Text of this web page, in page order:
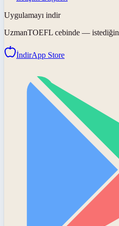
Uygulamayı indir
UzmanTOEFL cebinde — istediğin
İndirApp Store